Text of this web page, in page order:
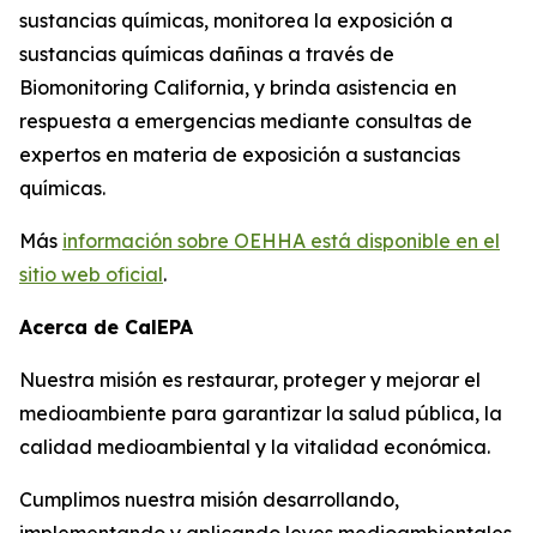
sustancias químicas, monitorea la exposición a
sustancias químicas dañinas a través de
Biomonitoring California, y brinda asistencia en
respuesta a emergencias mediante consultas de
expertos en materia de exposición a sustancias
químicas.
Más información sobre OEHHA está disponible en el
sitio web oficial.
Acerca de CalEPA
Nuestra misión es restaurar, proteger y mejorar el
medioambiente para garantizar la salud pública, la
calidad medioambiental y la vitalidad económica.
Cumplimos nuestra misión desarrollando,